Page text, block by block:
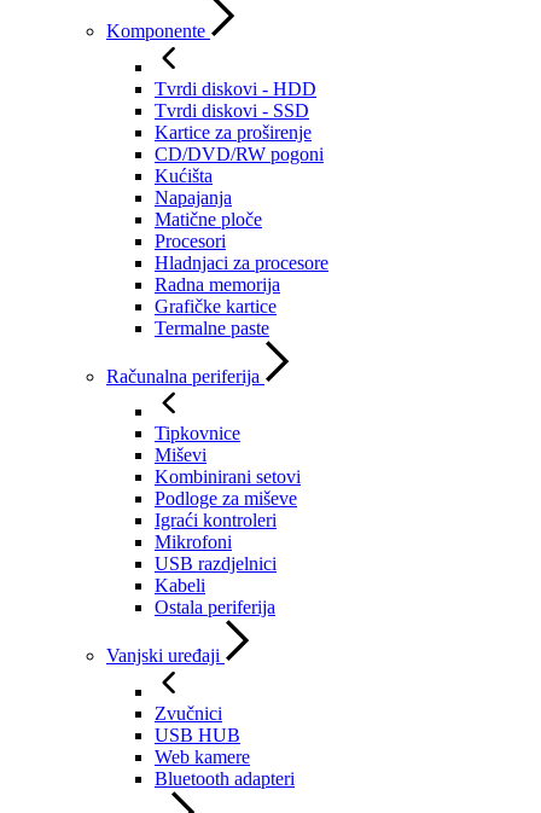
Komponente
Tvrdi diskovi - HDD
Tvrdi diskovi - SSD
Kartice za proširenje
CD/DVD/RW pogoni
Kućišta
Napajanja
Matične ploče
Procesori
Hladnjaci za procesore
Radna memorija
Grafičke kartice
Termalne paste
Računalna periferija
Tipkovnice
Miševi
Kombinirani setovi
Podloge za miševe
Igraći kontroleri
Mikrofoni
USB razdjelnici
Kabeli
Ostala periferija
Vanjski uređaji
Zvučnici
USB HUB
Web kamere
Bluetooth adapteri